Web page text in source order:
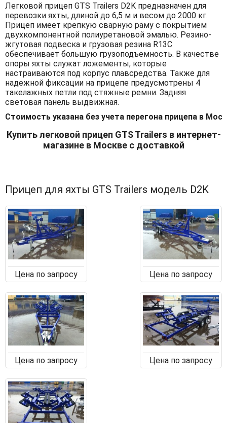
Легковой прицеп GTS Trailers D2K предназначен для
перевозки яхты, длиной до 6,5 м и весом до 2000 кг.
Прицеп имеет крепкую сварную раму с покрытием
двухкомпонентной полиуретановой эмалью. Резино-
жгутовая подвеска и грузовая резина R13C
обеспечивает большую грузоподъемность. В качестве
опоры яхты служат ложементы, которые
настраиваются под корпус плавсредства. Также для
надежной фиксации на прицепе предусмотрены 4
такелажных петли под стяжные ремни. Задняя
световая панель выдвижная.
Стоимость указана без учета перегона прицепа в
Купить легковой прицеп GTS Trailers в интернет-
магазине в Москве с доставкой
Прицеп для яхты GTS Trailers модель D2K
Цена по запросу Цена по запросу
Цена по запросу Цена по запросу